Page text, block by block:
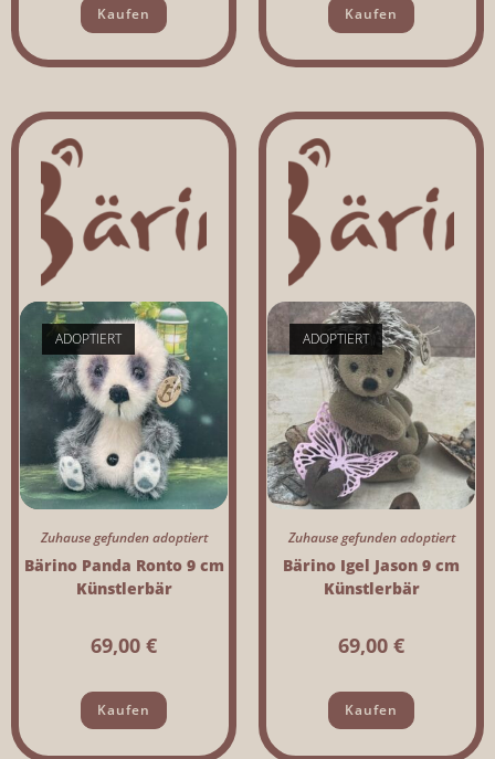
Kaufen Kaufen
ADOPTIERT
Zuhause gefunden adoptiert
Bärino Panda Ronto 9 cm
Künstlerbär
69,00 €
Kaufen
ADOPTIERT
Zuhause gefunden adoptiert
Bärino Igel Jason 9 cm
Künstlerbär
69,00 €
Kaufen